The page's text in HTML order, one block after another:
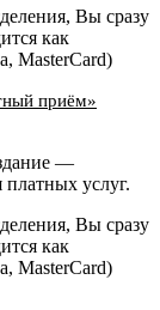
Вы сразу
как
MasterCard)
приём»
—
платных услуг.
Вы сразу
как
MasterCard)